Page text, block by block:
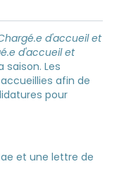
d'accueil et
d'accueil et
Les
afin de
pour
et une lettre de